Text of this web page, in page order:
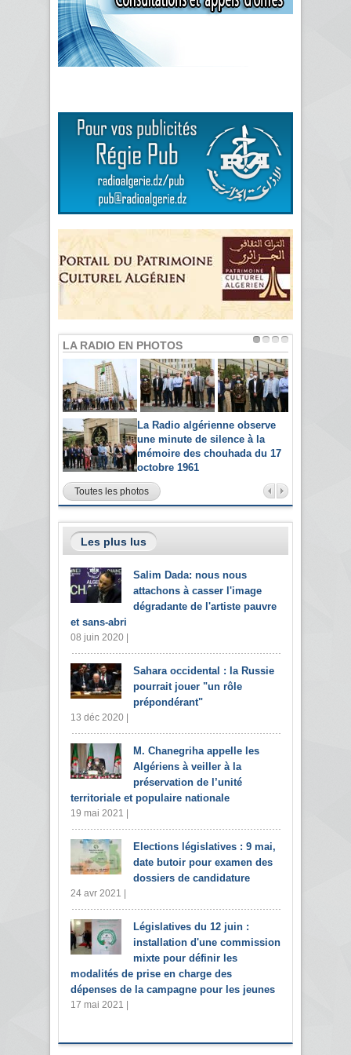
LA RADIO EN PHOTOS
La Radio algérienne observe
une minute de silence à la
mémoire des chouhada du 17
octobre 1961
Toutes les photos
Les plus lus
Salim Dada: nous nous
attachons à casser l'image
dégradante de l'artiste pauvre
et sans-abri
08 juin 2020 |
Sahara occidental : la Russie
pourrait jouer "un rôle
prépondérant"
13 déc 2020 |
M. Chanegriha appelle les
Algériens à veiller à la
préservation de l’unité
territoriale et populaire nationale
19 mai 2021 |
Elections législatives : 9 mai,
date butoir pour examen des
dossiers de candidature
24 avr 2021 |
Législatives du 12 juin :
installation d'une commission
mixte pour définir les
modalités de prise en charge des
dépenses de la campagne pour les jeunes
17 mai 2021 |